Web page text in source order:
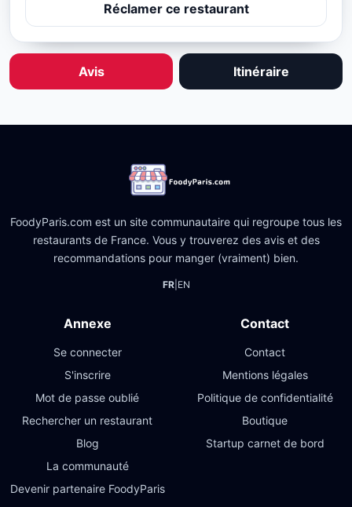
Réclamer ce restaurant
Avis Itinéraire
FoodyParis.com est un site communautaire qui regroupe tous les
restaurants de France. Vous y trouverez des avis et des
recommandations pour manger (vraiment) bien.
FR| EN
Annexe
Se connecter
S'inscrire
Mot de passe oublié
Rechercher un restaurant
Blog
La communauté
Devenir partenaire FoodyParis
Contact
Contact
Mentions légales
Politique de confidentialité
Boutique
Startup carnet de bord